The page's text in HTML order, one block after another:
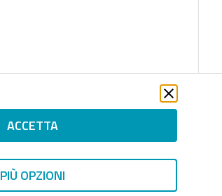
ACCETTA
PIÙ OPZIONI